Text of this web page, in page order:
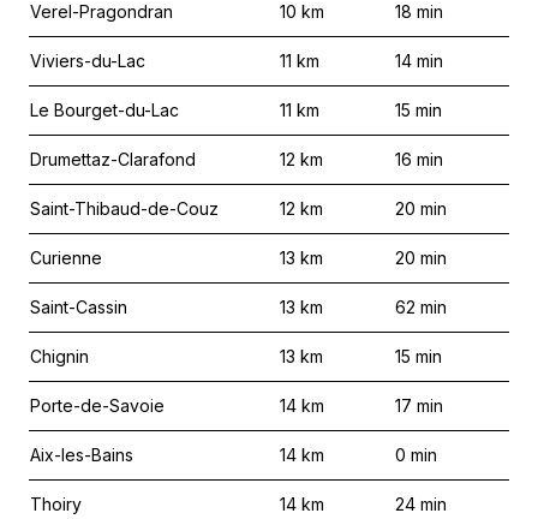
Verel-Pragondran 10 km 18 min
Viviers-du-Lac 11 km 14 min
Le Bourget-du-Lac 11 km 15 min
Drumettaz-Clarafond 12 km 16 min
Saint-Thibaud-de-Couz 12 km 20 min
Curienne 13 km 20 min
Saint-Cassin 13 km 62 min
Chignin 13 km 15 min
Porte-de-Savoie 14 km 17 min
Aix-les-Bains 14 km 0 min
Thoiry 14 km 24 min